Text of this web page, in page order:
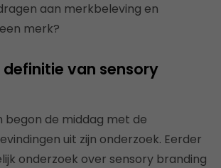
aan merkbeleving en
merk?
definitie van sensory
begon de middag met de
uit zijn onderzoek. Eerder
onderzoek over sensory branding